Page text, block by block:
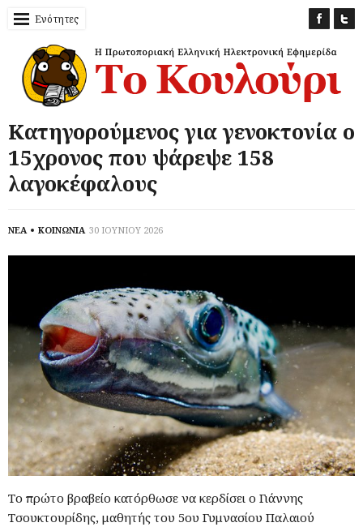
Ενότητες
Κατηγορούμενος για γενοκτονία ο
15χρονος που ψάρεψε 158
λαγοκέφαλους
ΝΕΑ ΚΟΙΝΩΝΙΑ 30 ΙΟΥΝΙΟΥ 2026
Το πρώτο βραβείο κατόρθωσε να κερδίσει ο Γιάννης
Τσουκτουρίδης, μαθητής του 5ου Γυμνασίου Παλαιού